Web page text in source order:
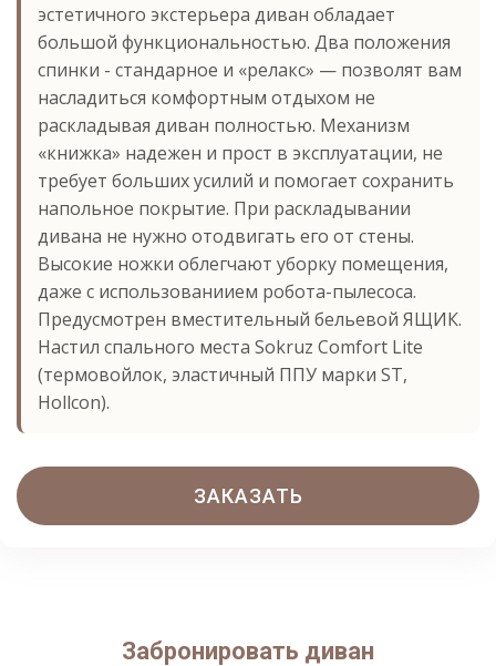
эстетичного экстерьера диван обладает
большой функциональностью. Два положения
спинки - стандарное и «релакс» — позволят вам
насладиться комфортным отдыхом не
раскладывая диван полностью. Механизм
«книжка» надежен и прост в эксплуатации, не
требует больших усилий и помогает сохранить
напольное покрытие. При раскладывании
дивана не нужно отодвигать его от стены.
Высокие ножки облегчают уборку помещения,
даже с использованиием робота-пылесоса.
Предусмотрен вместительный бельевой ЯЩИК.
Настил спального места Sokruz Comfort Lite
(термовойлок, эластичный ППУ марки ST,
Hollcon).
ЗАКАЗАТЬ
Забронировать диван